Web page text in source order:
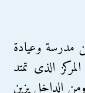
مدرسة وعيادة
الذى تمتد
الداخل يزين